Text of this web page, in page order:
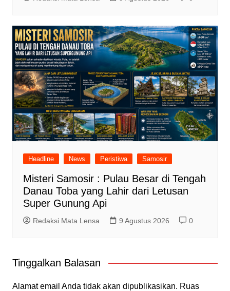
Headline News Peristiwa Samosir
Misteri Samosir : Pulau Besar di Tengah
Danau Toba yang Lahir dari Letusan
Super Gunung Api
Redaksi Mata Lensa 9 Agustus 2026 0
Tinggalkan Balasan
Alamat email Anda tidak akan dipublikasikan. Ruas